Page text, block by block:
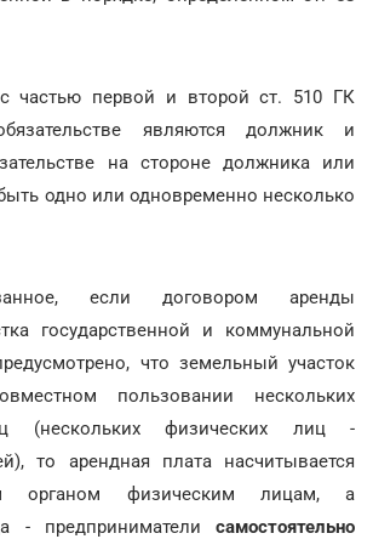
частью первой и второй ст. 510 ГК
являются должник и
на стороне должника или
одно или одновременно несколько
если договором аренды
государственной и коммунальной
что земельный участок
пользовании нескольких
(нескольких физических лиц -
то арендная плата насчитывается
органом физическим лицам, а
- предприниматели самостоятельно